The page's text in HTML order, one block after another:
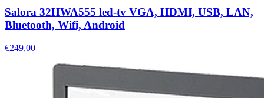
Salora 32HWA555 led-tv VGA, HDMI, USB, LAN,
Bluetooth, Wifi, Android
€249,00